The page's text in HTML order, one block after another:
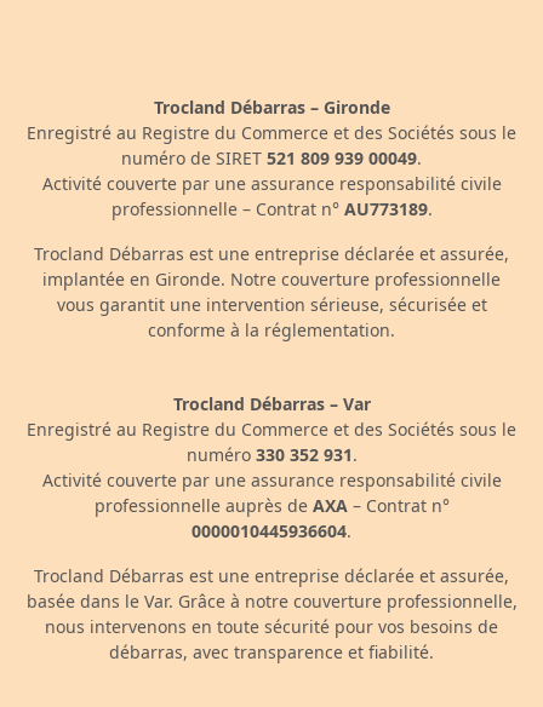
Trocland Débarras – Gironde
Enregistré au Registre du Commerce et des Sociétés sous le
numéro de SIRET 521 809 939 00049.
Activité couverte par une assurance responsabilité civile
professionnelle – Contrat n° AU773189.
Trocland Débarras est une entreprise déclarée et assurée,
implantée en Gironde. Notre couverture professionnelle
vous garantit une intervention sérieuse, sécurisée et
conforme à la réglementation.
Trocland Débarras – Var
Enregistré au Registre du Commerce et des Sociétés sous le
numéro 330 352 931.
Activité couverte par une assurance responsabilité civile
professionnelle auprès de AXA– Contrat n°
0000010445936604.
Trocland Débarras est une entreprise déclarée et assurée,
basée dans le Var. Grâce à notre couverture professionnelle,
nous intervenons en toute sécurité pour vos besoins de
débarras, avec transparence et fiabilité.